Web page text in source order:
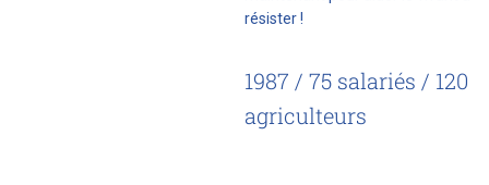
résister !
1987 / 75 salariés / 120
agriculteurs